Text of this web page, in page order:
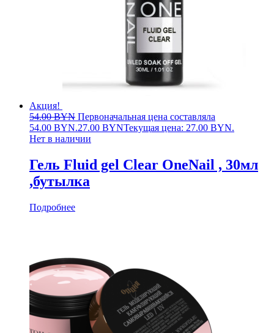
Акция!
54.00BYN Первоначальная цена составляла
54.00 BYN.27.00 BYNТекущая цена: 27.00 BYN.
Нет в наличии
Гель Fluid gel Clear OneNail , 30мл
,бутылка
Подробнее